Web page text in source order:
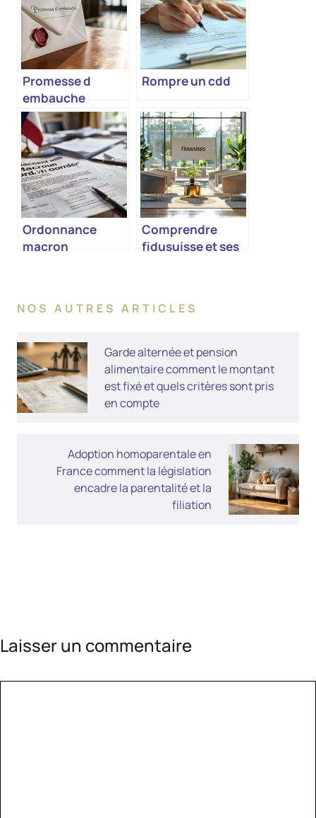
Promesse d
embauche
Rompre un cdd
Ordonnance
macron
Comprendre
fidusuisse et ses
NOS AUTRES ARTICLES
Garde alternée et pension
alimentaire comment le montant
est fixé et quels critères sont pris
en compte
Adoption homoparentale en
France comment la législation
encadre la parentalité et la
filiation
Laisser un commentaire